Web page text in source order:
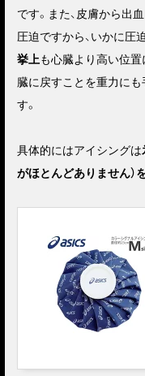
です。また、皮膚から出
圧迫ですから、いかに圧
挙上も心臓より高い位
臓に戻すことを重力に
す。
具体的にはアイシングは
がほとんどありません）